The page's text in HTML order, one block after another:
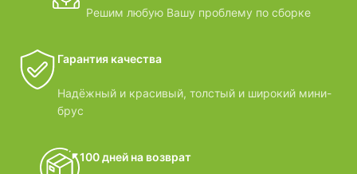
Решим любую Вашу проблему по сборке
Гарантия качества
Надёжный и красивый, толстый и широкий мини-
брус
100 дней на возврат